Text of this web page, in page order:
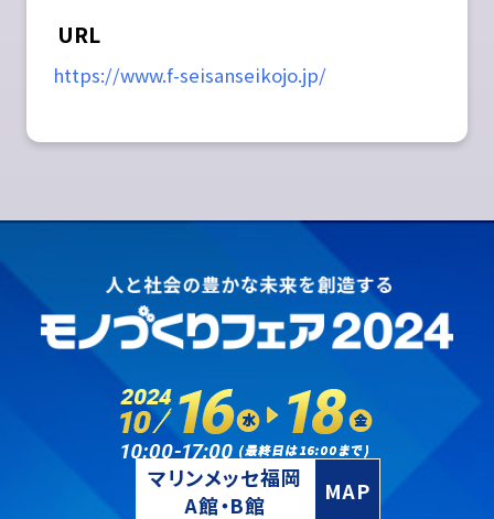
URL
https://www.f-seisanseikojo.jp/
マリンメッセ福岡
A館・B館
MAP